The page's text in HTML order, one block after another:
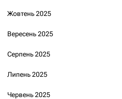
Жовтень 2025
Вересень 2025
Серпень 2025
Липень 2025
Червень 2025